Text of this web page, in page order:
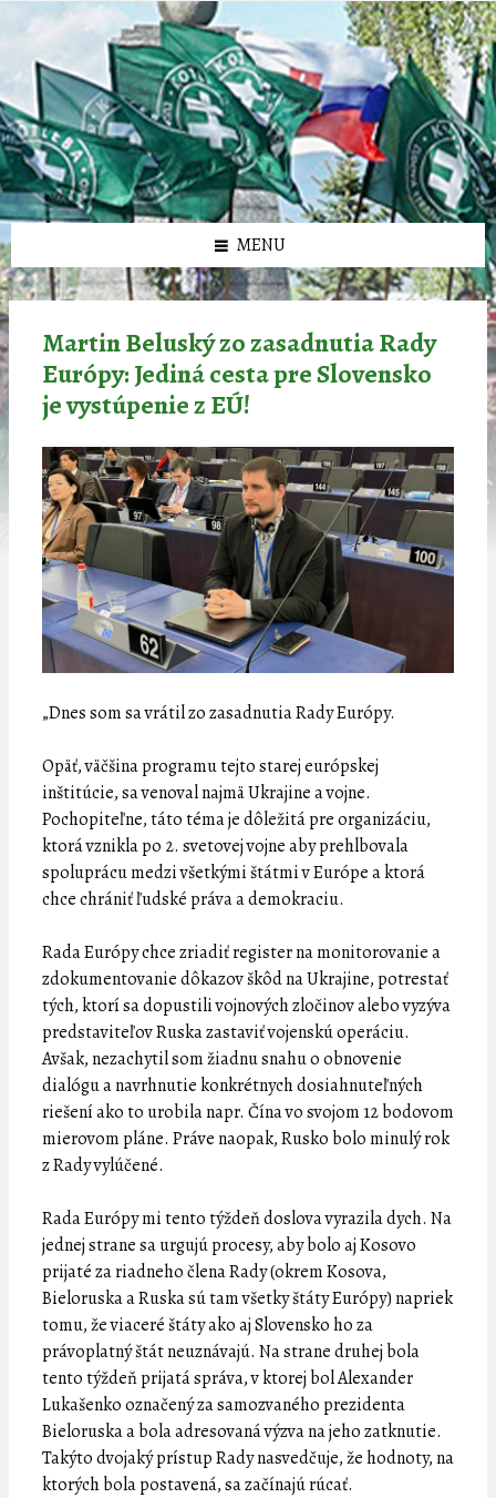
олимп казино
Preskočiť
Preskočiť
panel
Preskočiť
panel
Preskočiť
MENU
Martin Beluský zo zasadnutia Rady
Európy: Jediná cesta pre Slovensko
je vystúpenie z EÚ!
„Dnes som sa vrátil zo zasadnutia Rady Európy.
Opäť, väčšina programu tejto starej európskej
inštitúcie, sa venoval najmä Ukrajine a vojne.
Pochopiteľne, táto téma je dôležitá pre organizáciu,
ktorá vznikla po 2. svetovej vojne aby prehlbovala
spoluprácu medzi všetkými štátmi v Európe a ktorá
chce chrániť ľudské práva a demokraciu.
Rada Európy chce zriadiť register na monitorovanie a
zdokumentovanie dôkazov škôd na Ukrajine, potrestať
tých, ktorí sa dopustili vojnových zločinov alebo vyzýva
predstaviteľov Ruska zastaviť vojenskú operáciu.
Avšak, nezachytil som žiadnu snahu o obnovenie
dialógu a navrhnutie konkrétnych dosiahnuteľných
riešení ako to urobila napr. Čína vo svojom 12 bodovom
mierovom pláne. Práve naopak, Rusko bolo minulý rok
z Rady vylúčené.
Rada Európy mi tento týždeň doslova vyrazila dych. Na
jednej strane sa urgujú procesy, aby bolo aj Kosovo
prijaté za riadneho člena Rady (okrem Kosova,
Bieloruska a Ruska sú tam všetky štáty Európy) napriek
tomu, že viaceré štáty ako aj Slovensko ho za
právoplatný štát neuznávajú. Na strane druhej bola
tento týždeň prijatá správa, v ktorej bol Alexander
Lukašenko označený za samozvaného prezidenta
Bieloruska a bola adresovaná výzva na jeho zatknutie.
Takýto dvojaký prístup Rady nasvedčuje, že hodnoty, na
ktorých bola postavená, sa začínajú rúcať.